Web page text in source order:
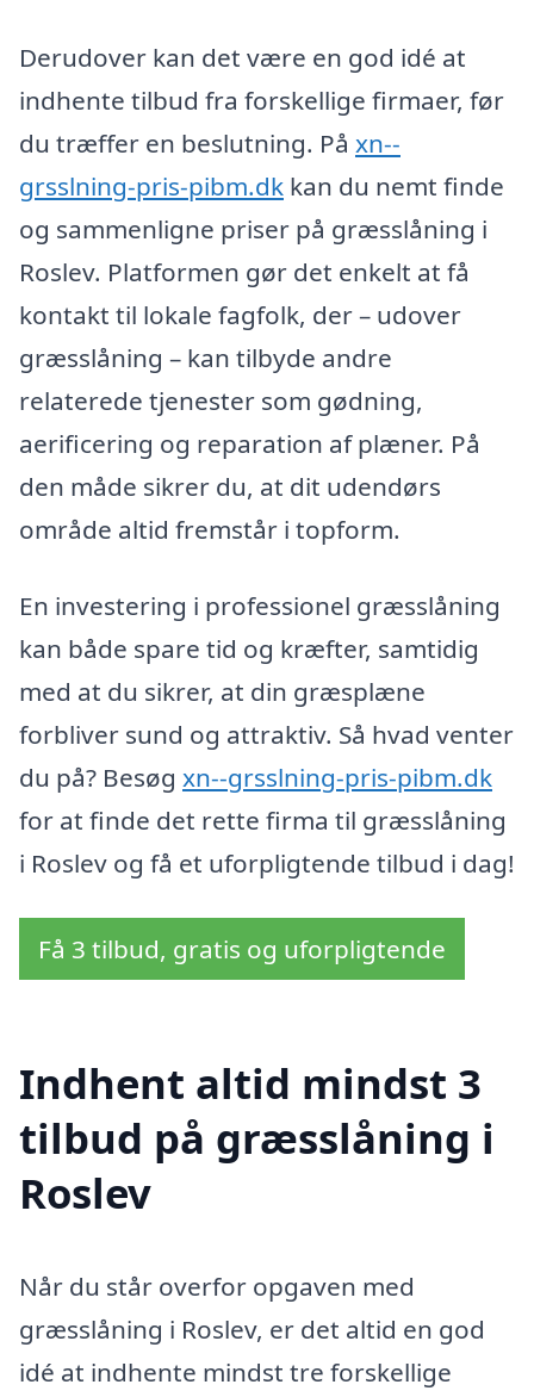
Derudover kan det være en god idé at
indhente tilbud fra forskellige firmaer, før
du træffer en beslutning. På xn--
grsslning-pris-pibm.dk kan du nemt finde
og sammenligne priser på græsslåning i
Roslev. Platformen gør det enkelt at få
kontakt til lokale fagfolk, der – udover
græsslåning – kan tilbyde andre
relaterede tjenester som gødning,
aerificering og reparation af plæner. På
den måde sikrer du, at dit udendørs
område altid fremstår i topform.
En investering i professionel græsslåning
kan både spare tid og kræfter, samtidig
med at du sikrer, at din græsplæne
forbliver sund og attraktiv. Så hvad venter
du på? Besøg xn--grsslning-pris-pibm.dk
for at finde det rette firma til græsslåning
i Roslev og få et uforpligtende tilbud i dag!
Få 3 tilbud, gratis og uforpligtende
Indhent altid mindst 3
tilbud på græsslåning i
Roslev
Når du står overfor opgaven med
græsslåning i Roslev, er det altid en god
idé at indhente mindst tre forskellige